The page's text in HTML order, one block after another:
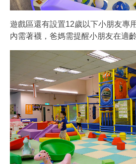
遊戲區還有設置12歲以下小朋友專
內需著襪，爸媽需提醒小朋友在適